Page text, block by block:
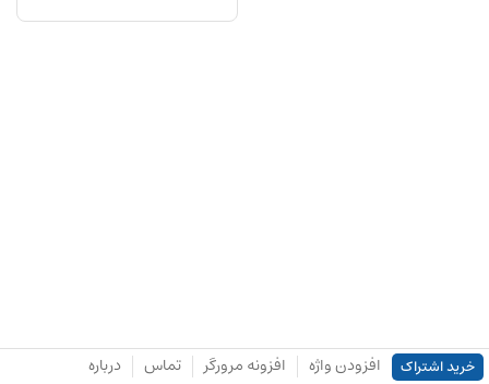
خرید اشتراک افزودن واژه افزونه مرورگر تماس درباره